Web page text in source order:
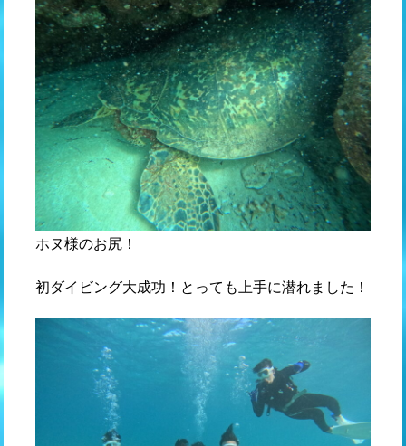
ホヌ様のお尻！
初ダイビング大成功！とっても上手に潜れました！